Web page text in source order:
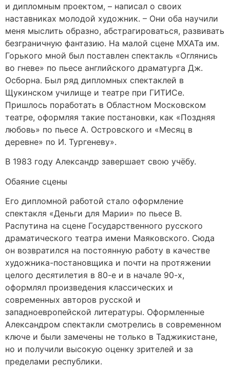
и дипломным проектом, – написал о своих
наставниках молодой художник. – Они оба научили
меня мыслить образно, абстрагироваться, развивать
безграничную фантазию. На малой сцене МХАТа им.
Горького мной был поставлен спектакль «Оглянись
во гневе» по пьесе английского драматурга Дж.
Осборна. Был ряд дипломных спектаклей в
Щукинском училище и театре при ГИТИСе.
Пришлось поработать в Областном Московском
театре, оформляя такие постановки, как «Поздняя
любовь» по пьесе А. Островского и «Месяц в
деревне» по И. Тургеневу».
В 1983 году Александр завершает свою учёбу.
Обаяние сцены
Его дипломной работой стало оформление
спектакля «Деньги для Марии» по пьесе В.
Распутина на сцене Государственного русского
драматического театра имени Маяковского. Сюда
он возвратился на постоянную работу в качестве
художника-постановщика и почти на протяжении
целого десятилетия в 80-е и в начале 90-х,
оформлял произведения классических и
современных авторов русской и
западноевропейской литературы. Оформленные
Александром спектакли смотрелись в современном
ключе и были замечены не только в Таджикистане,
но и получили высокую оценку зрителей и за
пределами республики.